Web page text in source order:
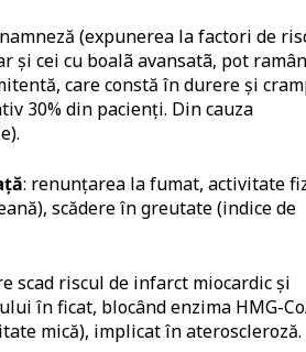
(expunerea la factori de
cei cu boalã avansatã, pot
care constă în durere și
30% din pacienți. Din cauza
: renunțarea la fumat, activitate
scădere în greutate (indice de
scad riscul de infarct miocardic și
în ficat, blocând enzima HMG-
mică), implicat în ateroscleroză.